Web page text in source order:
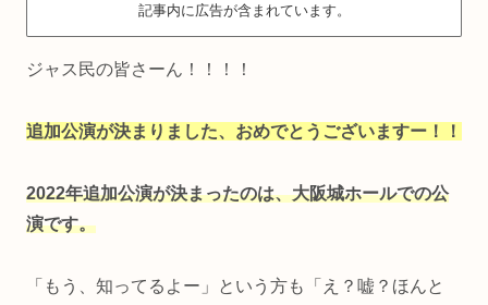
記事内に広告が含まれています。
ジャス民の皆さーん！！！！
追加公演が決まりました、おめでとうございますー！！
2022年追加公演が決まったのは、大阪城ホールでの公
演です。
「もう、知ってるよー」という方も「え？嘘？ほんと